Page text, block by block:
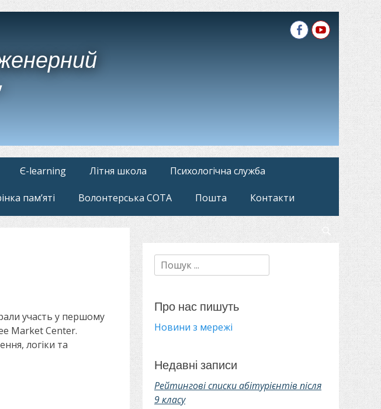
FacebookYouTube
Є-learning Літня школа Психологічна служба
пам’яті Волонтерська СОТА Пошта Контакти
участь у першому
Market Center.
логіки та
Пошук:
Про нас пишуть
Новини з мережі
Недавні записи
Рейтингові списки абітурієнтів після
9 класу